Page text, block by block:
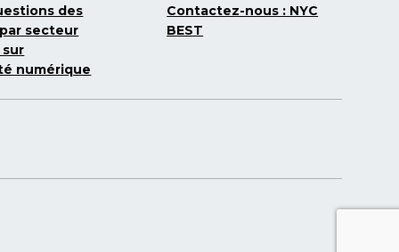
des
secteur
sur
numérique
Contactez-nous : NYC
BEST